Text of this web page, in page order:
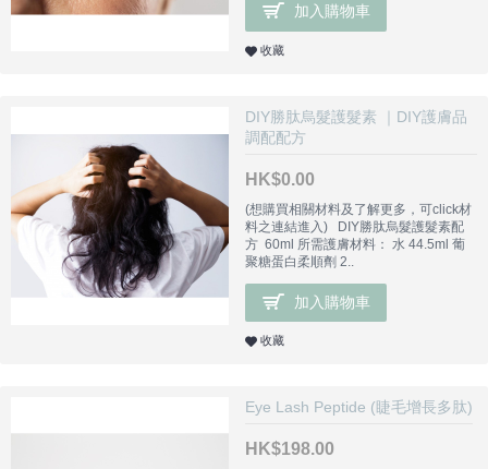
加入購物車
收藏
DIY勝肽烏髮護髮素 ｜DIY護膚品
調配配方
HK$0.00
(想購買相關材料及了解更多，可click材
料之連結進入) DIY勝肽烏髮護髮素配
方 60ml 所需護膚材料： 水 44.5ml 葡
聚糖蛋白柔順劑 2..
加入購物車
收藏
Eye Lash Peptide (睫毛增長多肽)
HK$198.00